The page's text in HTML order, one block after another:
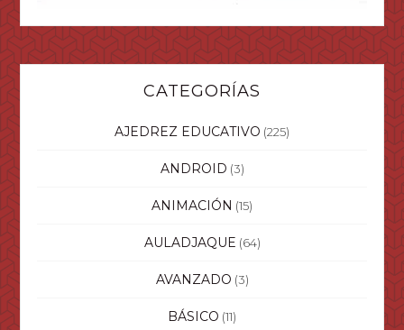
CATEGORÍAS
AJEDREZ EDUCATIVO (225)
ANDROID (3)
ANIMACIÓN (15)
AULADJAQUE (64)
AVANZADO (3)
BÁSICO (11)